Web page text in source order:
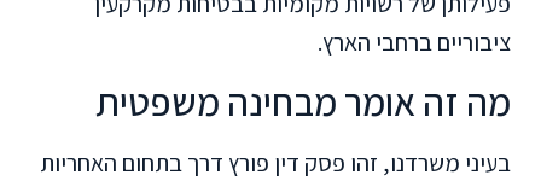
ציבוריים ברחבי הארץ.
מה זה אומר מבחינה משפטית
בעיני משרדנו, זהו פסק דין פורץ דרך בתחום האחריות